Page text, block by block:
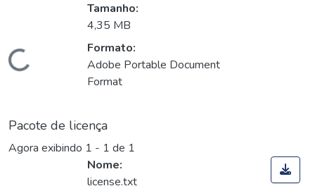
Carregando...
Tamanho:
4,35 MB
Formato:
Adobe Portable Document
Format
Pacote de licença
Agora exibindo 1 - 1 de 1
Nome:
license.txt